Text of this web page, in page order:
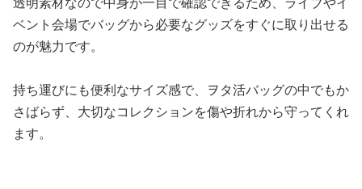
ベント会場でバッグから必要なグッズをすぐに取り出せる
のが魅力です。
持ち運びにも便利なサイズ感で、ヲタ活バッグの中でもか
さばらず、大切なコレクションを傷や折れから守ってくれ
ます。